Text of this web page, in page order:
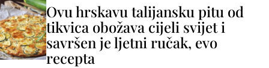
Ovu hrskavu talijansku pitu od
tikvica obožava cijeli svijet i
savršen je ljetni ručak, evo
recepta